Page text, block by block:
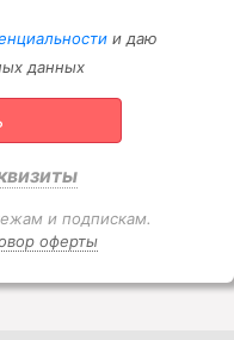
и даю
данных
и подпискам.
оферты